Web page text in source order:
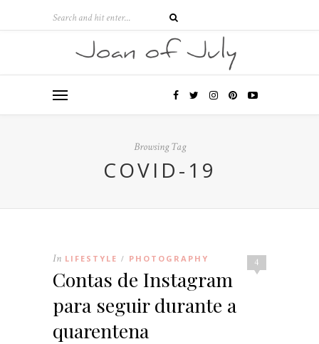
Browsing Tag
COVID-19
4
In LIFESTYLE / PHOTOGRAPHY
Contas de Instagram
para seguir durante a
quarentena